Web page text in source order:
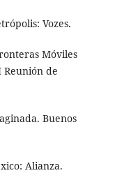
Vozes.
Móviles
Reunión de
Buenos
Alianza.